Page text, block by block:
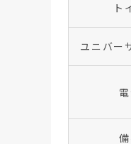
ト
ユニバー